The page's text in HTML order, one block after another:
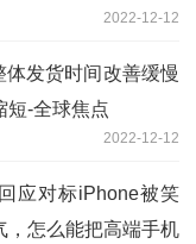
2022-12-12
发货时间改善缓慢
短-全球焦点
2022-12-12
应对标iPhone被笑
，怎么能把高端手机